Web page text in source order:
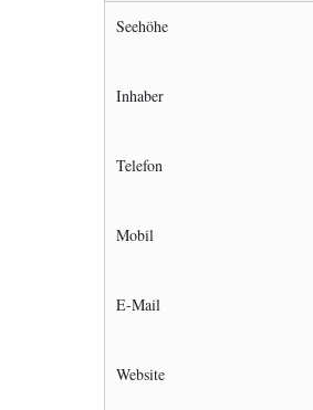
Seehöhe
Inhaber
Telefon
Mobil
E-Mail
Website